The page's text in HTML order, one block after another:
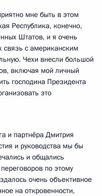
мне быть в этом
Республика, конечно,
Штатов, и я очень
с американским
Чехи внесли большой
включая мой личный
господина Президента
это
и партнёра Дмитрия
и руководства мы бы
и общались
по этому
очень объективное
на откровенности,